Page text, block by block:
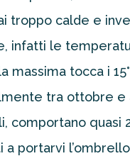
troppo calde e
infatti le
tocca i
tra ottobre
comportano
portarvi